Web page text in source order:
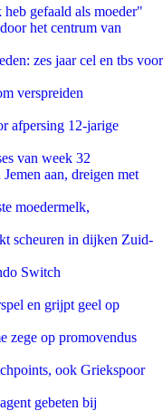
gefaald als moeder"
het centrum van
zes jaar cel en tbs voor
verspreiden
afpersing 12-jarige
van week 32
aan, dreigen met
moedermelk,
scheuren in dijken Zuid-
Switch
en grijpt geel op
zege op promovendus
ook Griekspoor
gebeten bij